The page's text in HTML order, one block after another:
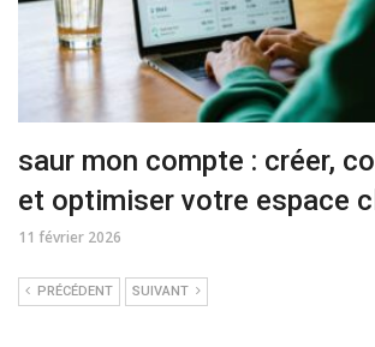
saur mon compte : créer,
et optimiser votre espace
11 février 2026
PRÉCÉDENT SUIVANT